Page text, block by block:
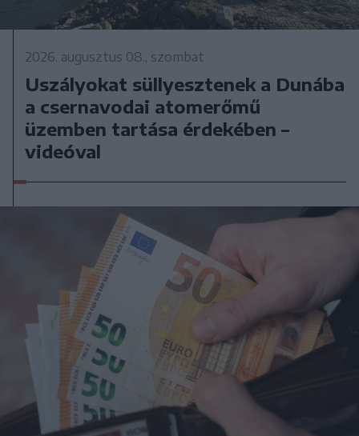
2026. augusztus 08., szombat
Uszályokat süllyesztenek a Dunába
a csernavodai atomerőmű
üzemben tartása érdekében –
videóval